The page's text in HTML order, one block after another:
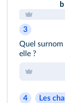
3
Quel surnom
elle ?
4
Les